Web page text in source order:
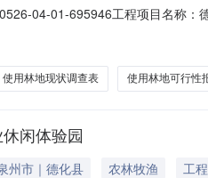
04-01-695946工程项目名称：
容：项目总用地面积为18636.03
使用林地现状调查表 使用林地可行性
闲体验园
州市｜德化县 农林牧渔
工程